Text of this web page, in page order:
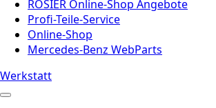
ROSIER Online-Shop Angebote
Profi-Teile-Service
Online-Shop
Mercedes-Benz WebParts
Werkstatt